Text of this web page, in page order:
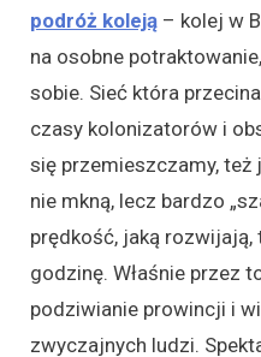
podróż koleją – kolej w
na osobne
sobie. Sieć która
czasy kolonizatorów i
się przemieszczamy,
nie mkną, lecz bardzo
prędkość, jaką
godzinę. Właśnie przez
podziwianie prowincji i
zwyczajnych ludzi.